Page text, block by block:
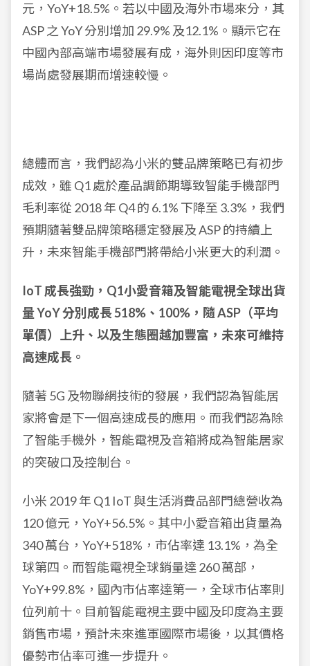
元，YoY+18.5%。若以中國及海外市場來分，其
ASP 之 YoY 分別增加 29.9% 及12.1%。顯示它在
中國內部高端市場發展有成，海外則因印度等市
場尚處發展期而增速較慢。
總體而言，我們認為小米的雙品牌策略已有初步
成效，雖 Q1 處於產品調節期導致智能手機部門
毛利率從 2018 年 Q4 的 6.1% 下降至 3.3%，我們
預期隨著雙品牌策略穩定發展及 ASP 的持續上
升，未來智能手機部門將帶給小米更大的利潤。
IoT 成長強勁，Q1小愛音箱及智能電視全球出貨
量 YoY 分別成長 518%、100%，隨 ASP（平均
單價）上升、以及生態圈越加豐富，未來可維持
高速成長。
隨著 5G 及物聯網技術的發展，我們認為智能居
家將會是下一個高速成長的應用。而我們認為除
了智能手機外，智能電視及音箱將成為智能居家
的突破口及控制台。
小米 2019 年 Q1 IoT 與生活消費品部門總營收為
120 億元，YoY+56.5%。其中小愛音箱出貨量為
340 萬台，YoY+518%，市佔率達 13.1%，為全
球第四。而智能電視全球銷量達 260 萬部，
YoY+99.8%，國內市佔率達第一，全球市佔率則
位列前十。目前智能電視主要中國及印度為主要
銷售市場，預計未來進軍國際市場後，以其價格
優勢市佔率可進一步提升。